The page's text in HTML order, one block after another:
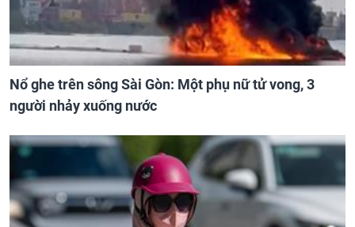
Nổ ghe trên sông Sài Gòn: Một phụ nữ tử vong, 3
người nhảy xuống nước